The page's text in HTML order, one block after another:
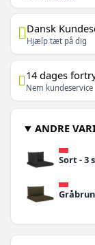
Dansk
Hjælp tæt på dig
14 dages
Nem kundeservice
ANDRE
Sort - 3